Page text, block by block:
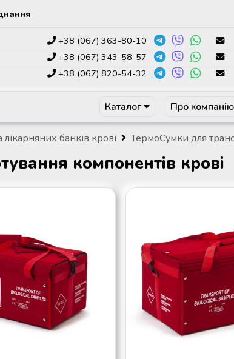
+38 (067) 363-80-10
+38 (067) 343-58-57
+38 (067) 820-54-32
Каталог Про компанію
банків крові ТермоСумки для
компонентів крові